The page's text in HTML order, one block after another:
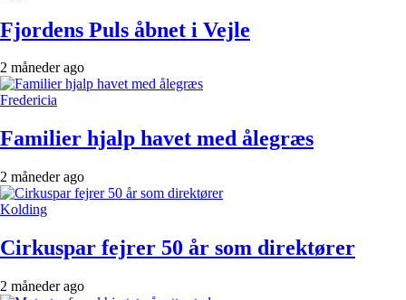
Fjordens Puls åbnet i Vejle
2 måneder ago
Fredericia
Familier hjalp havet med ålegræs
2 måneder ago
Kolding
Cirkuspar fejrer 50 år som direktører
2 måneder ago